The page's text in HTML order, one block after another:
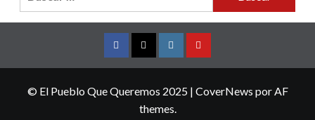
FacebookTwitterInstagramYouTube
© El Pueblo Que Queremos 2025 | CoverNews por AF
themes.